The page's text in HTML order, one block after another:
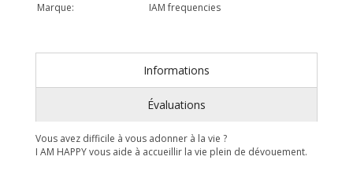
Marque: IAM frequencies
Informations
Évaluations
Vous avez difficile à vous adonner à la vie ?
I AM HAPPY vous aide à accueillir la vie plein de dévouement.